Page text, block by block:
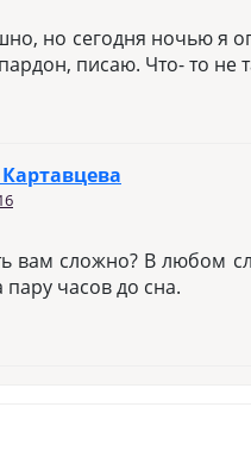
но сегодня ночью я
писаю. Что- то не
вам сложно? В любом
пару часов до сна.